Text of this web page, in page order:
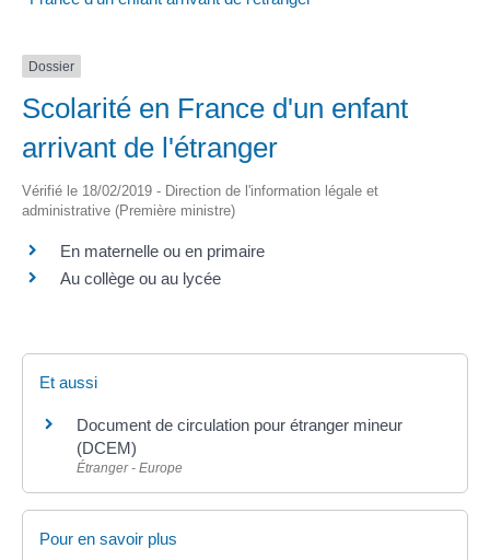
Dossier
Scolarité en France d'un enfant
arrivant de l'étranger
Vérifié le 18/02/2019 - Direction de l'information légale et
administrative (Première ministre)
En maternelle ou en primaire
Au collège ou au lycée
Et aussi
Document de circulation pour étranger mineur
(DCEM)
Étranger - Europe
Pour en savoir plus